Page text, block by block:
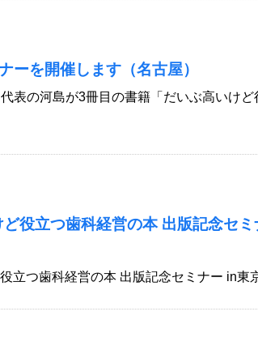
ーを開催します（名古屋）
表の河島が3冊目の書籍「だいぶ高いけど
役立つ歯科経営の本 出版記念セ
立つ歯科経営の本 出版記念セミナー in東